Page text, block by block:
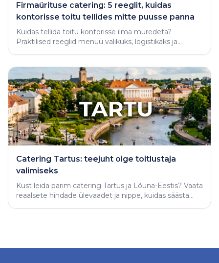
Firmaürituse catering: 5 reeglit, kuidas
kontorisse toitu tellides mitte puusse panna
Kuidas tellida toitu kontorisse ilma muredeta?
Praktilised reeglid menüü valikuks, logistikaks ja
Catering Tartus: teejuht õige toitlustaja
valimiseks
Kust leida parim catering Tartus ja Lõuna-Eestis? Vaata
reaalsete hindade ülevaadet ja nippe, kuidas säästa